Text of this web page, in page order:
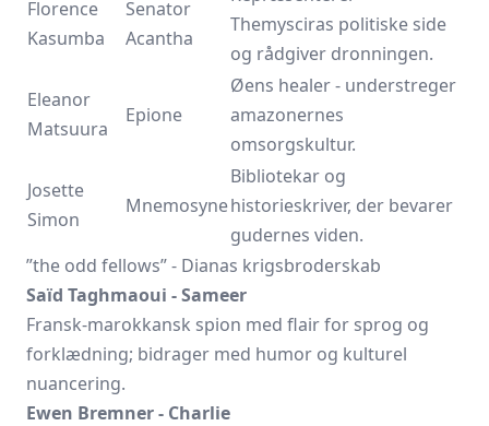
Florence
Kasumba
Senator
Acantha
Themysciras politiske side
og rådgiver dronningen.
Eleanor
Matsuura
Epione
Øens healer - understreger
amazonernes
omsorgskultur.
Josette
Simon
Mnemosyne
Bibliotekar og
historieskriver, der bevarer
gudernes viden.
”the odd fellows” - Dianas krigsbroderskab
Saïd Taghmaoui - Sameer
Fransk-marokkansk spion med flair for sprog og
forklædning; bidrager med humor og kulturel
nuancering.
Ewen Bremner - Charlie